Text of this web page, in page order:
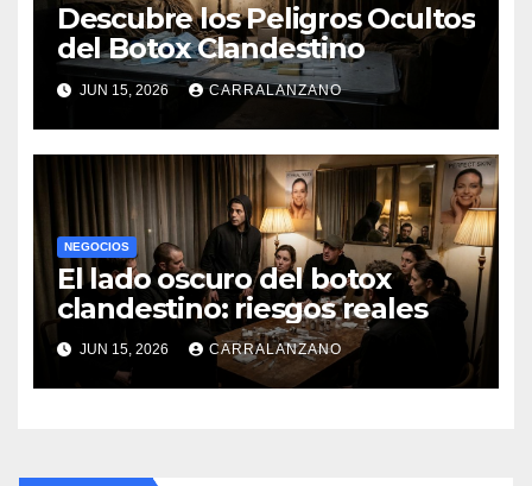
Descubre los Peligros Ocultos
del Botox Clandestino
JUN 15, 2026 CARRALANZANO
NEGOCIOS
El lado oscuro del botox
clandestino: riesgos reales
JUN 15, 2026 CARRALANZANO